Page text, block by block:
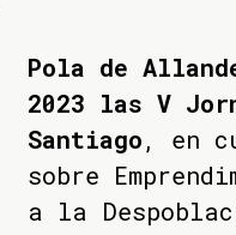
Pola de
2023 las V
Santiago, en
sobre
a la